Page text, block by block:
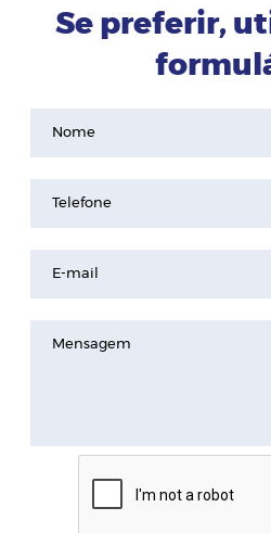
Se preferir,
Nome
Telefone
E-mail
Mensagem